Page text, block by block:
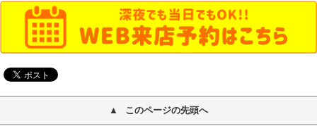
このページの先頭へ